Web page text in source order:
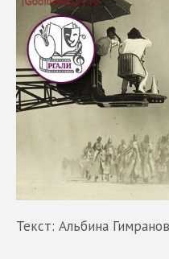
Текст: Альбина